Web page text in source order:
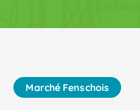
Marché Fenschois